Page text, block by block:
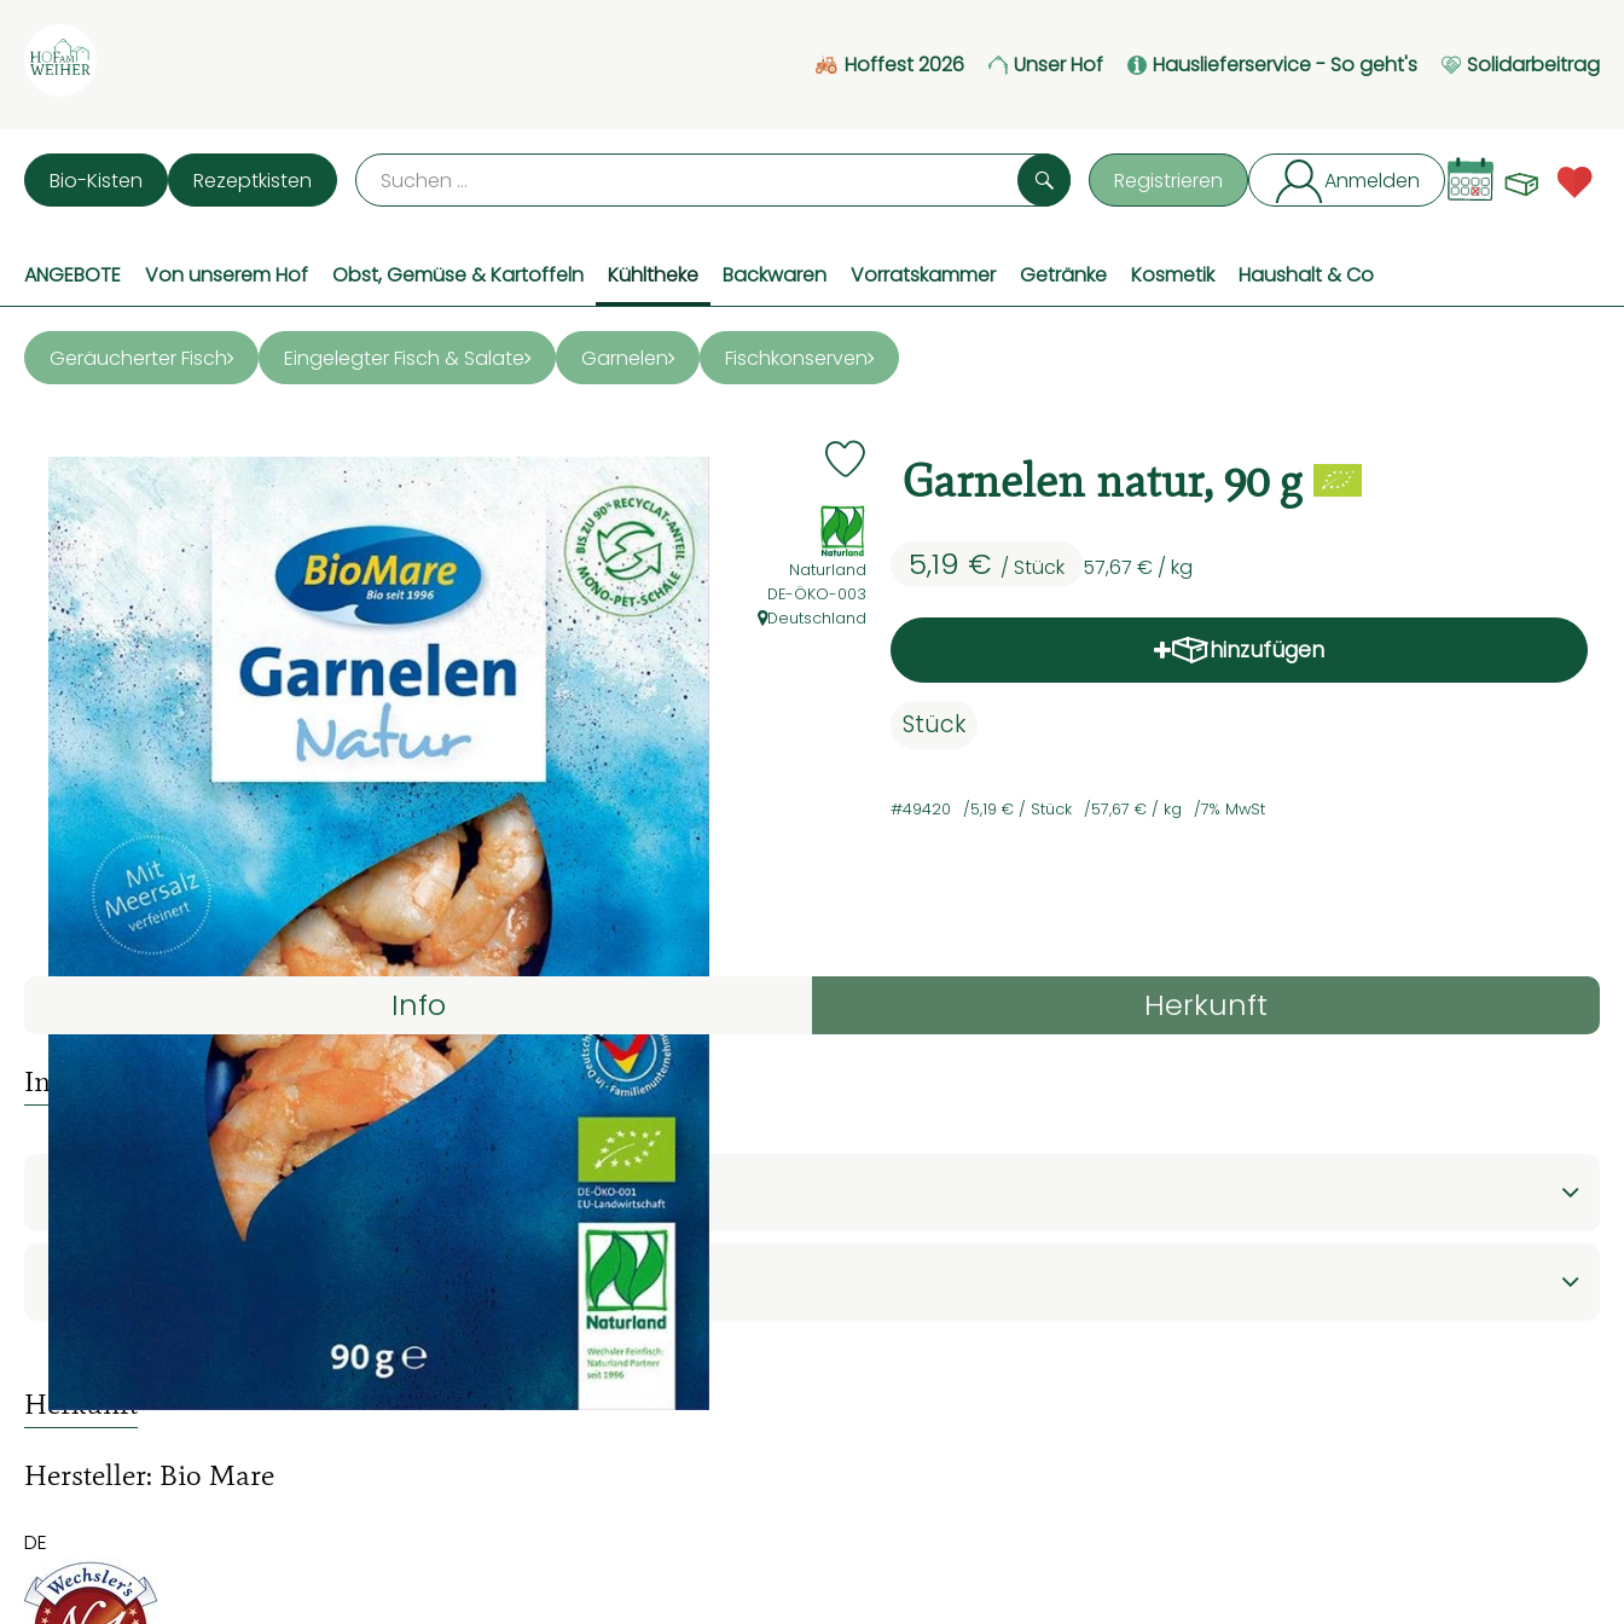
Hoffest 2026 Unser Hof Hauslieferservice - So geht's Solidarbeitrag
Registrieren Anmelden
Suchen
Bio-Kisten Rezeptkisten
ANGEBOTE Von unserem Hof Obst, Gemüse & Kartoffeln Kühltheke Backwaren Vorratskammer Getränke Kosmetik Haushalt & Co
Geräucherter Fisch Eingelegter Fisch & Salate Garnelen Fischkonserven
Garnelen natur, 90 g
5,19 € / Stück 57,67 € / kg
Produkt zu Favouriten hinzufügen
, Verband:
Naturland
, Kontrollstelle:
DE-ÖKO-003
, Herkunft:
Deutschland
hinzufügen
Produkt zum Warenkorb hinzufügen
Stück
#49420 5,19 € / Stück 57,67 € / kg 7% MwSt
Info Herkunft
Entdecke passende RezepteEs wurden keine passenden Rezepte gefunden.
Info
Produktinformationen
Herkunft
Hersteller: Bio Mare
DE